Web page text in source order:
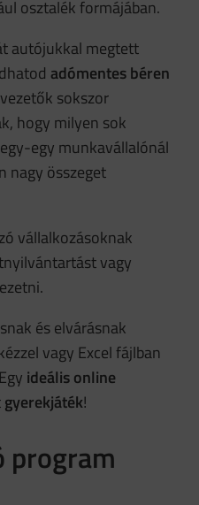
osztalék formájában.
autójukkal megtett
adómentes béren
sokszor
hogy milyen sok
egy munkavállalónál
nagy összeget
vállalkozásoknak
vagy
és elvárásnak
vagy Excel fájlban
ideális online
gyerekjáték!
program